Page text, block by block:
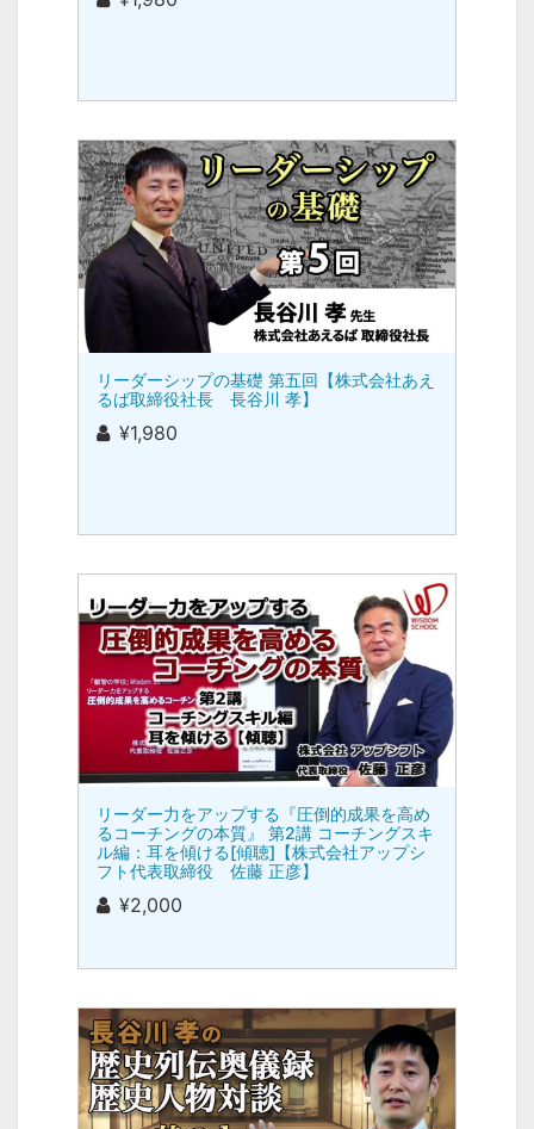
リーダーシップの基礎 第五回【株式会社あえ
るば取締役社長 長谷川 孝】
¥1,980
リーダー力をアップする『圧倒的成果を高め
るコーチングの本質』 第2講 コーチングスキ
ル編：耳を傾ける[傾聴]【株式会社アップシ
フト代表取締役 佐藤 正彦】
¥2,000